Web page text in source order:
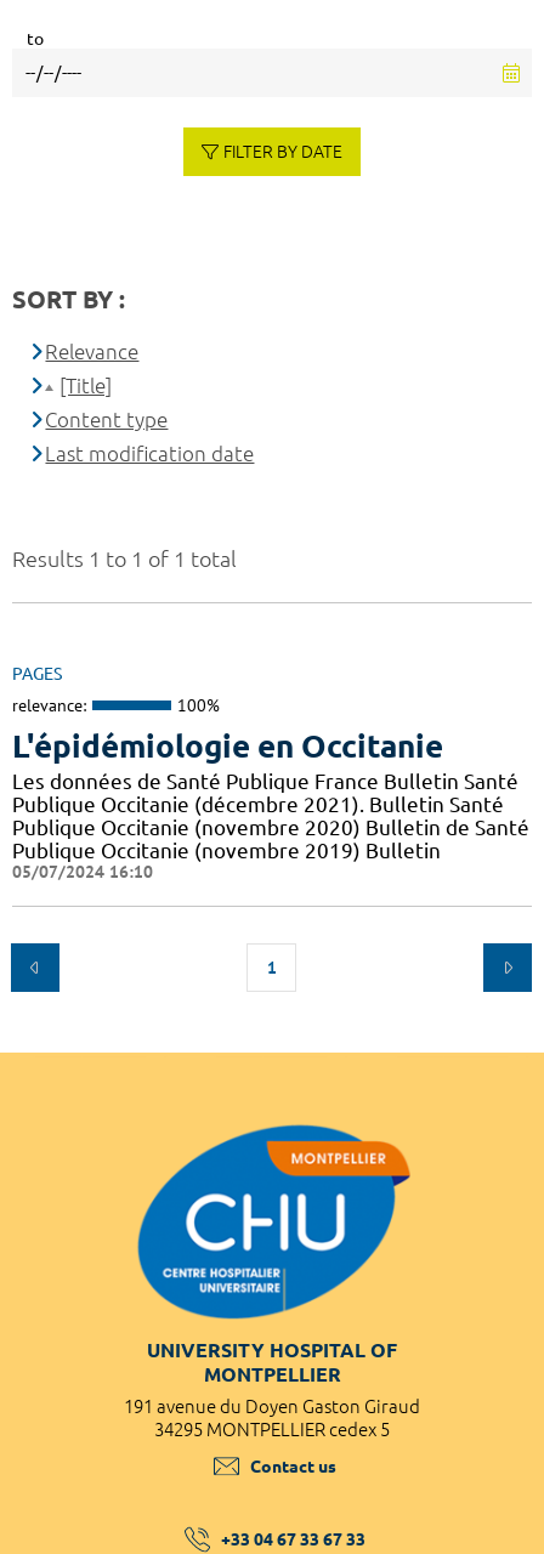
Results 1 to 1 of 1 total
PAGES
relevance: 100%
L'épidémiologie en Occitanie
Les données de Santé Publique France Bulletin Santé
Publique Occitanie (décembre 2021). Bulletin Santé
Publique Occitanie (novembre 2020) Bulletin de Santé
Publique Occitanie (novembre 2019) Bulletin
05/07/2024 16:10
1
to
FILTER BY DATE
SORT BY :
Relevance
[Title]
Content type
Last modification date
UNIVERSITY HOSPITAL OF
MONTPELLIER
191 avenue du Doyen Gaston Giraud
34295 MONTPELLIER cedex 5
Contact us
+33 04 67 33 67 33